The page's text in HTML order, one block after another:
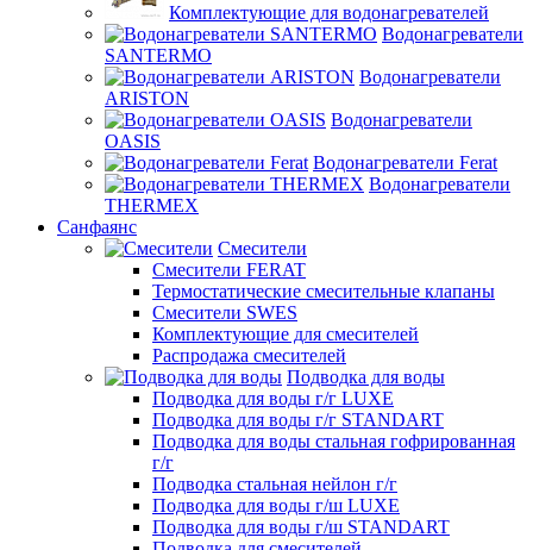
Комплектующие для водонагревателей
Водонагреватели
SANTERMO
Водонагреватели
ARISTON
Водонагреватели
OASIS
Водонагреватели Ferat
Водонагреватели
THERMEX
Санфаянс
Смесители
Смесители FERAT
Термостатические смесительные клапаны
Смесители SWES
Комплектующие для смесителей
Распродажа смесителей
Подводка для воды
Подводка для воды г/г LUXE
Подводка для воды г/г STANDART
Подводка для воды стальная гофрированная
г/г
Подводка стальная нейлон г/г
Подводка для воды г/ш LUXE
Подводка для воды г/ш STANDART